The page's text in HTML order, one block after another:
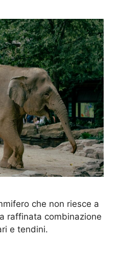
che non riesce a
raffinata combinazione
e tendini.